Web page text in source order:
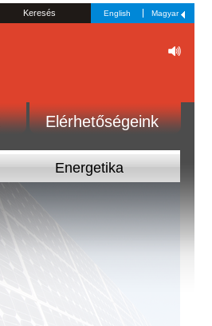
English Magyar
Elérhetőségeink
Energetika